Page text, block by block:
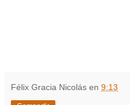
Félix Gracia Nicolás en 9:13